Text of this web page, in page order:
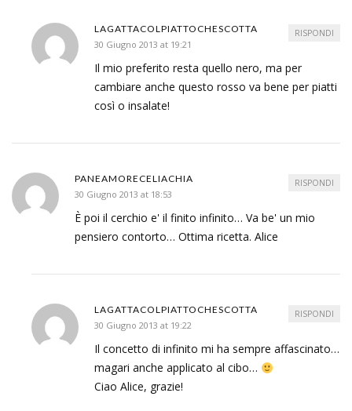
LAGATTACOLPIATTOCHESCOTTA
30 Giugno 2013 at 19:21
Il mio preferito resta quello nero, ma per
cambiare anche questo rosso va bene per piatti
così o insalate!
RISPONDI
PANEAMORECELIACHIA
30 Giugno 2013 at 18:53
È poi il cerchio e' il finito infinito… Va be' un mio
pensiero contorto… Ottima ricetta. Alice
RISPONDI
LAGATTACOLPIATTOCHESCOTTA
30 Giugno 2013 at 19:22
Il concetto di infinito mi ha sempre affascinato…
magari anche applicato al cibo…
Ciao Alice, grazie!
RISPONDI